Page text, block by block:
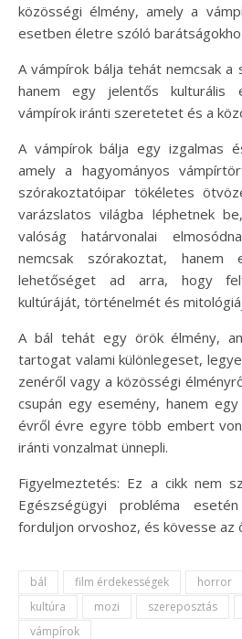
közösségi élmény, amely a
esetben életre szóló
A vámpírok bálja tehát nemcsak
hanem egy jelentős kulturális
vámpírok iránti szeretetet és a
A vámpírok bálja egy izgalmas
amely a hagyományos
szórakoztatóipar tökéletes
varázslatos világba léphetnek
valóság határvonalai
nemcsak szórakoztat, hanem
lehetőséget ad arra, hogy
kultúráját, történelmét és
A bál tehát egy örök élmény,
tartogat valami különlegeset,
zenéről vagy a közösségi
csupán egy esemény, hanem
évről évre egyre több embert
iránti vonzalmat ünnepli.
Figyelmeztetés: Ez a cikk nem
Egészségügyi probléma
forduljon orvoshoz, és kövesse az
bál film érdekességek horror
kultúra
mozi szereposztás
vámpírok